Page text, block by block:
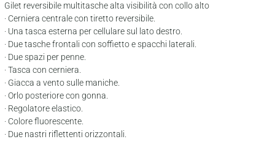
Gilet reversibile multitasche alta visibilità con collo alto
· Cerniera centrale con tiretto reversibile.
· Una tasca esterna per cellulare sul lato destro.
· Due tasche frontali con soffietto e spacchi laterali.
· Due spazi per penne.
· Tasca con cerniera.
· Giacca a vento sulle maniche.
· Orlo posteriore con gonna.
· Regolatore elastico.
· Colore fluorescente.
· Due nastri riflettenti orizzontali.